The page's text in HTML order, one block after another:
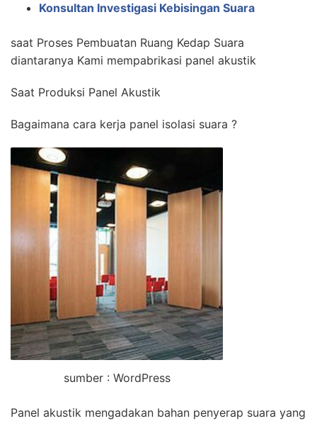
Konsultan Investigasi Kebisingan Suara
saat Proses Pembuatan Ruang Kedap Suara
diantaranya Kami mempabrikasi panel akustik
Saat Produksi Panel Akustik
Bagaimana cara kerja panel isolasi suara ?
sumber : WordPress
Panel akustik mengadakan bahan penyerap suara yang